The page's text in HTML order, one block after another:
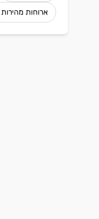
ארוחות מהירות